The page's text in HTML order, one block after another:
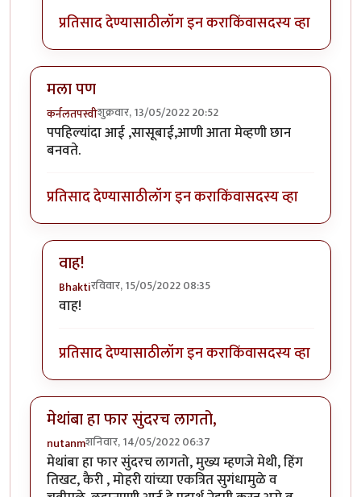
प्रतिसाद देण्यासाठीलॉग इन कराकिंवासदस्य व्हा
मला पण
कर्नलतपस्वीशुक्रवार, 13/05/2022 20:52
पपहिल्यांदा आई ,सासूबाई,आणी आता मेव्हणी छान
बनवते.
प्रतिसाद देण्यासाठीलॉग इन कराकिंवासदस्य व्हा
वाह!
Bhaktiरविवार, 15/05/2022 08:35
In reply to
वाह!
प्रतिसाद देण्यासाठीलॉग इन कराकिंवासदस्य व्हा
मेथांबा हा फार सुंदरच लागतो,
nutanmशनिवार, 14/05/2022 06:37
मेथांबा हा फार सुंदरच लागतो, मुख्य म्हणजे मेथी, हिंग
तिखट, कैरी , मोहरी यांच्या एकत्रित सुगंधामुळे व